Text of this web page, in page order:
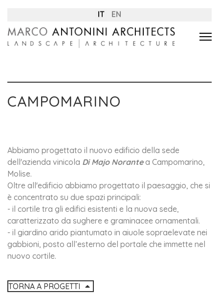
IT EN
CAMPOMARINO
Abbiamo progettato il nuovo edificio della sede
dell'azienda vinicola Di Majo Norantea Campomarino,
Molise.
Oltre all'edificio abbiamo progettato il paesaggio, che si
è concentrato su due spazi principali:
- il cortile tra gli edifici esistenti e la nuova sede,
caratterizzato da sughere e graminacee ornamentali.
- il giardino arido piantumato in aiuole sopraelevate nei
gabbioni, posto all’esterno del portale che immette nel
nuovo cortile.
TORNA A PROGETTI